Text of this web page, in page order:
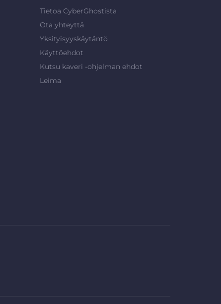
Tietoa CyberGhostista
Ota yhteyttä
Yksityisyyskäytäntö
Käyttöehdot
Kutsu kaveri -ohjelman ehdot
Leima